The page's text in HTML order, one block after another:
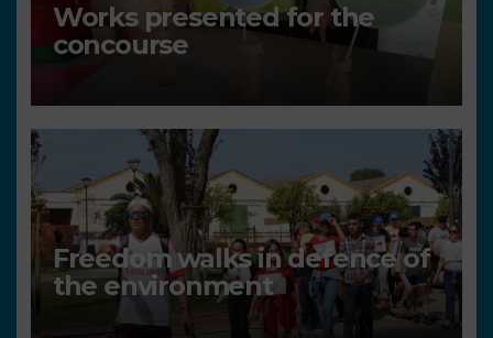
Works presented for the
concourse
Freedom walks in defence of
the environment